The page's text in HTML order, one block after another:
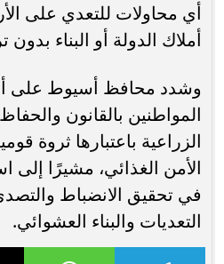
أي محاولات للتعدي على
أملاك الدولة أو البناء
وشدد محافظ أسيوط على
المواطنين بالقانون
الزراعية باعتبارها ثروة
الأمن الغذائي، مشيرًا إلى
في تحقيق الانضباط
التعديات والبناء العشوائي.